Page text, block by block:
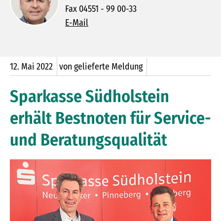
Fax 04551 - 99 00-33
E-Mail
12. Mai 2022 von gelieferte Meldung
Sparkasse Südholstein
erhält Bestnoten für Service-
und Beratungsqualität